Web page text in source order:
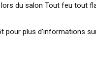
du salon Tout feu tout
pour plus d’informations